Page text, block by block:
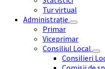
Tur virtual
Administrație
Primar
Viceprimar
Consiliul Local
Consilieri